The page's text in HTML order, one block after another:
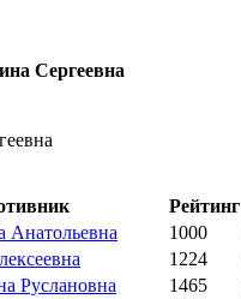
Сергеевна
Рейтинг
Анатольевна 1000
1224
Руслановна 1465